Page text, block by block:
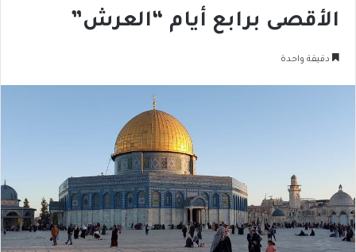
الأقصى برابع أيام “العرش”
دقيقة واحدة